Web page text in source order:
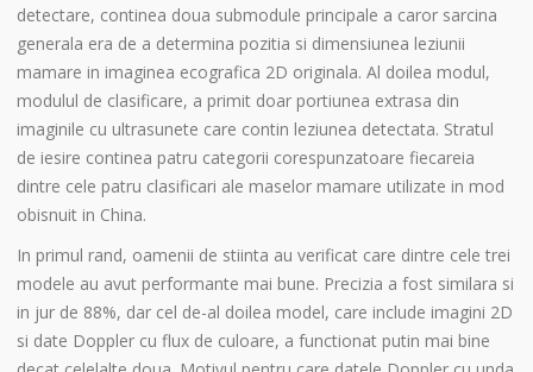
detectare, continea doua submodule principale a caror sarcina
generala era de a determina pozitia si dimensiunea leziunii
mamare in imaginea ecografica 2D originala. Al doilea modul,
modulul de clasificare, a primit doar portiunea extrasa din
imaginile cu ultrasunete care contin leziunea detectata. Stratul
de iesire continea patru categorii corespunzatoare fiecareia
dintre cele patru clasificari ale maselor mamare utilizate in mod
obisnuit in China.
In primul rand, oamenii de stiinta au verificat care dintre cele trei
modele au avut performante mai bune. Precizia a fost similara si
in jur de 88%, dar cel de-al doilea model, care include imagini 2D
si date Doppler cu flux de culoare, a functionat putin mai bine